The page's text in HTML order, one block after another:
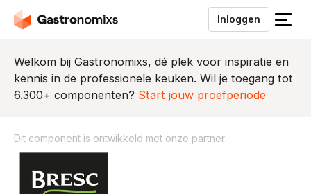
Inloggen
S
u
i
Welkom bij Gastronomixs, dé plek voor inspiratie en
kennis in de professionele keuken. Wil je toegang tot
6.300+ componenten? Start jouw proefperiode
Dit component is ontwikkeld met onze partner: